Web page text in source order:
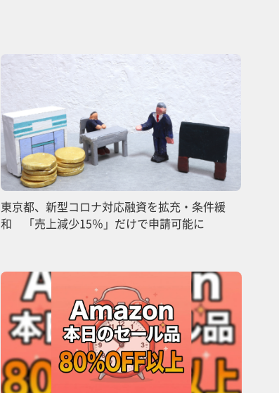
東京都、新型コロナ対応融資を拡充・条件緩
和 「売上減少15％」だけで申請可能に